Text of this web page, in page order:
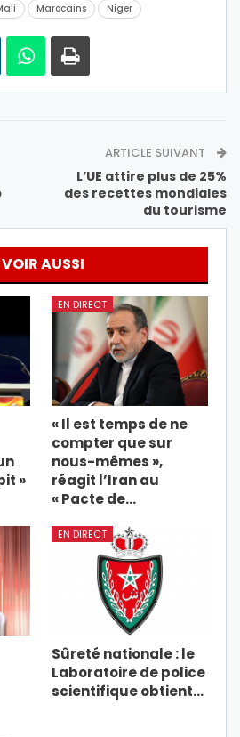
Marocains Niger
ARTICLE SUIVANT
L’UE attire plus de 25%
des recettes mondiales
du tourisme
VOIR AUSSI
»
EN DIRECT
« Il est temps de ne
compter que sur
nous-mêmes »,
réagit l’Iran au
« Pacte de…
EN DIRECT
Sûreté nationale : le
Laboratoire de police
scientifique obtient…